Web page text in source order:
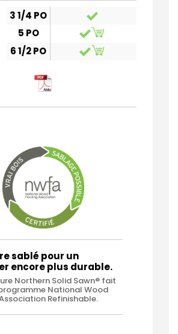
3 1/4 PO
5 PO
6 1/2 PO
sablé pour un
encore plus durable.
Northern Solid Sawn® fait
National Wood
Refinishable.